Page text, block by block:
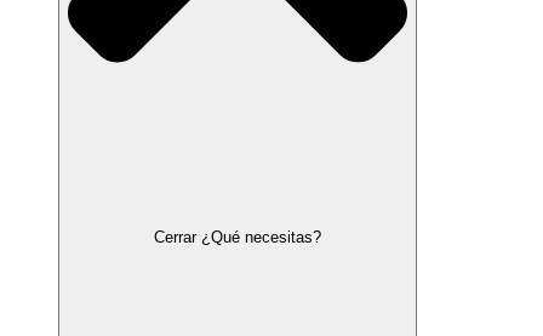
Cerrar ¿Qué necesitas?